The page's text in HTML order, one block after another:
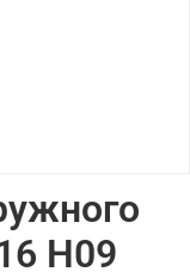
H09